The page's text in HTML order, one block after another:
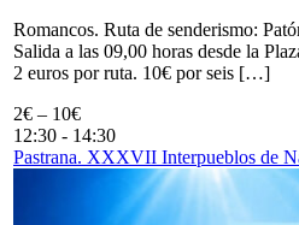
Romancos. Ruta de senderismo:
Salida a las 09,00 horas desde la
2 euros por ruta. 10€ por seis […]
2€ – 10€
12:30 - 14:30
Pastrana. XXXVII Interpueblos de